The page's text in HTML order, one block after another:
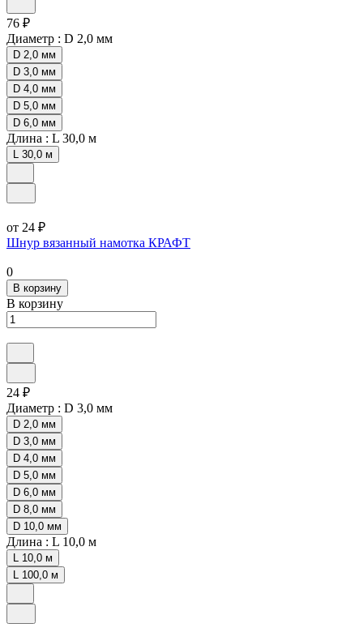
76 ₽
Диаметр : D 2,0 мм
D 2,0 мм
D 3,0 мм
D 4,0 мм
D 5,0 мм
D 6,0 мм
Длина : L 30,0 м
L 30,0 м
от 24 ₽
Шнур вязанный намотка КРАФТ
0
В корзину
В корзину
24 ₽
Диаметр : D 3,0 мм
D 2,0 мм
D 3,0 мм
D 4,0 мм
D 5,0 мм
D 6,0 мм
D 8,0 мм
D 10,0 мм
Длина : L 10,0 м
L 10,0 м
L 100,0 м